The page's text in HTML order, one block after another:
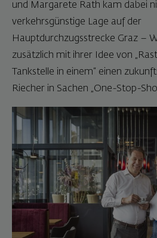
und Margarete Rath kam dabei
verkehrsgünstige Lage auf der
Hauptdurchzugsstrecke Graz –
zusätzlich mit ihrer Idee von
Tankstelle in einem“ einen
Riecher in Sachen „One-Stop-